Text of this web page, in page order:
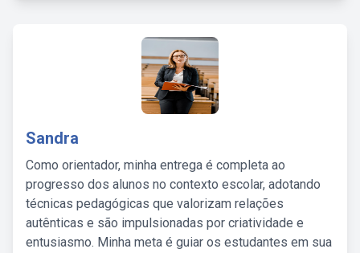
Sandra
Como orientador, minha entrega é completa ao
progresso dos alunos no contexto escolar, adotando
técnicas pedagógicas que valorizam relações
autênticas e são impulsionadas por criatividade e
entusiasmo. Minha meta é guiar os estudantes em sua